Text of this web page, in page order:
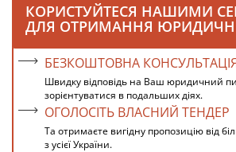
КОРИСТУЙТЕСЯ НАШИМИ
ДЛЯ ОТРИМАННЯ
БЕЗКОШТОВНА
Швидку відповідь на Ваш юридичний
зорієнтуватися в подальших діях.
ОГОЛОСІТЬ ВЛАСНИЙ ТЕНДЕР
Та отримаєте вигідну пропозицію від
з усієї України.